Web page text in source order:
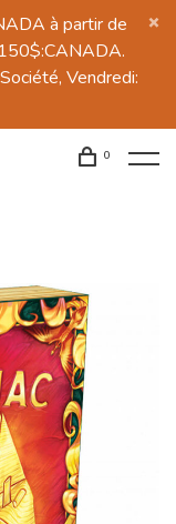
à partir de
Vendredi:
0